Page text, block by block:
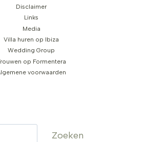
Disclaimer
Links
Media
Villa huren op Ibiza
Wedding Group
op Formentera
voorwaarden
Zoeken